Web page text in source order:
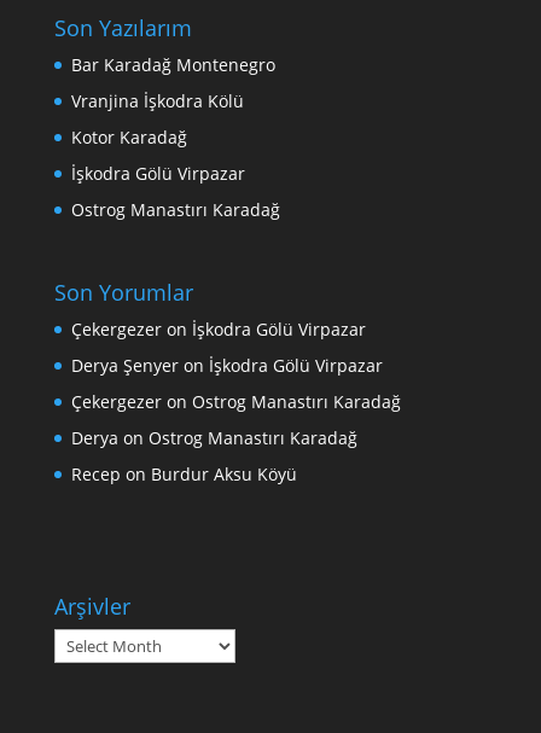
Son Yazılarım
Bar Karadağ Montenegro
Vranjina İşkodra Kölü
Kotor Karadağ
İşkodra Gölü Virpazar
Ostrog Manastırı Karadağ
Son Yorumlar
Çekergezeron İşkodra Gölü Virpazar
Derya Şenyeron İşkodra Gölü Virpazar
Çekergezeron Ostrog Manastırı Karadağ
Derya on Ostrog Manastırı Karadağ
Recep on Burdur Aksu Köyü
Arşivler
Arşivler